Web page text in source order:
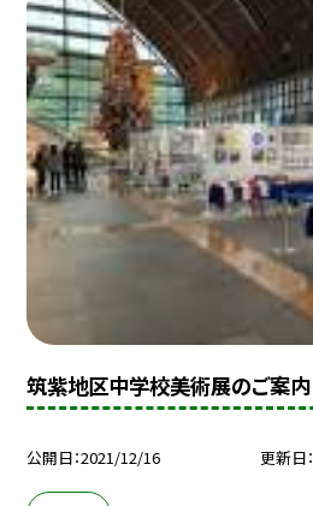
筑紫地区中学校美術展のご案内
公開日 2021/12/16 更新日